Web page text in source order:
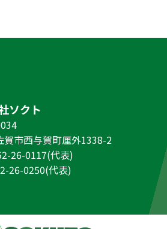
ソクト
賀市西与賀町厘外1338-2
26-0117(代表)
26-0250(代表)